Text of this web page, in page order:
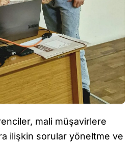
mali müşavirlere
ilişkin sorular yöneltme ve